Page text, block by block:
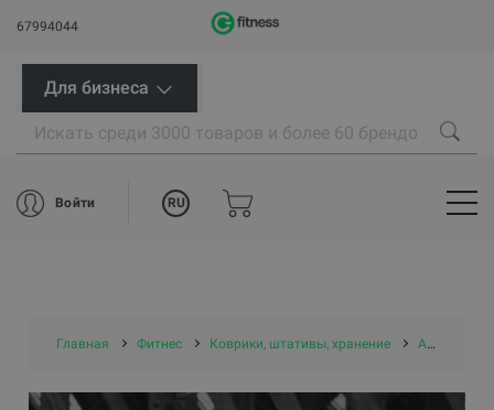
67994044
Для бизнеса
Войти RU
Главная Фитнес Коврики, штативы, хранение Аксессуары для хранения ковриков